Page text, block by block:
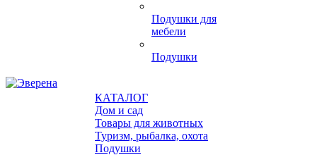
Подушки для
мебели
Подушки
КАТАЛОГ
Дом и сад
Товары для животных
Туризм, рыбалка, охота
Подушки